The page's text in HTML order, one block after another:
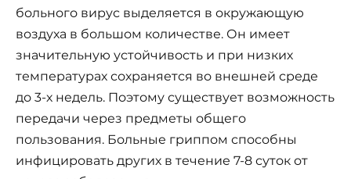
больного вирус выделяется в окружающую
воздуха в большом количестве. Он имеет
значительную устойчивость и при низких
температурах сохраняется во внешней среде
до 3-х недель. Поэтому существует возможность
передачи через предметы общего
пользования. Больные гриппом способны
инфицировать других в течение 7-8 суток от